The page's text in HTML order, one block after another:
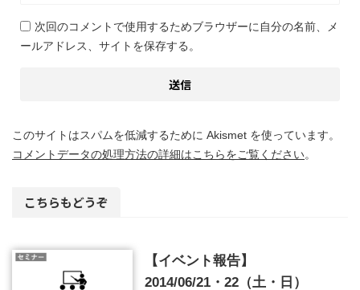
次回のコメントで使用するためブラウザーに自分の名前、メ
ールアドレス、サイトを保存する。
このサイトはスパムを低減するために Akismet を使っています。
コメントデータの処理方法の詳細はこちらをご覧ください。
こちらもどうぞ
【イベント報告】
2014/06/21・22（土・日）